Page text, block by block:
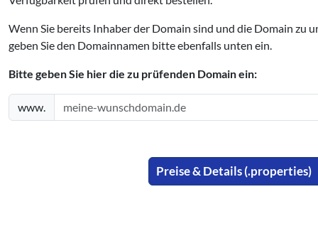
Wenn Sie bereits Inhaber der Domain sind und die Domain zu
geben Sie den Domainnamen bitte ebenfalls unten ein.
Bitte geben Sie hier die zu prüfenden Domain ein:
www.
Preise & Details (.properties)